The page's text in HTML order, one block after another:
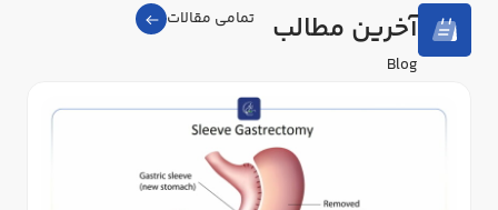
آخرین مطالب
‌Blog
تمامی مقالات